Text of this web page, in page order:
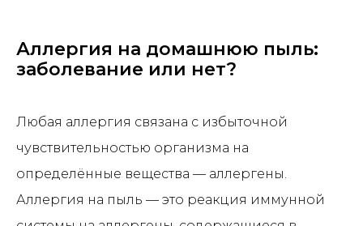
Аллергия на домашнюю пыль:
заболевание или нет?
Любая аллергия связана с избыточной
чувствительностью организма на
определённые вещества — аллергены.
Аллергия на пыль — это реакция иммунной